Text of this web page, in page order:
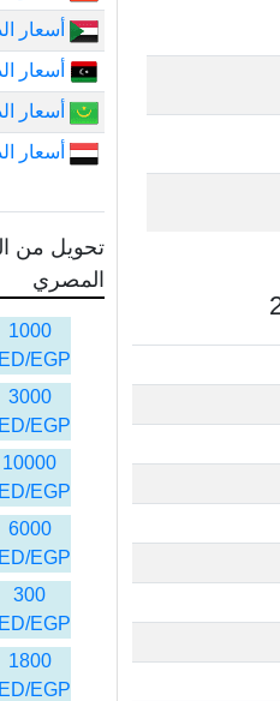
أسعار
أسعار
أسعار
أسعار
تحويل من
المصري
1000
EGP
3000
EGP
10000
EGP
6000
EGP
300
EGP
1800
EGP